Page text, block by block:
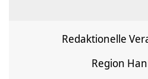
Redaktionelle
Region